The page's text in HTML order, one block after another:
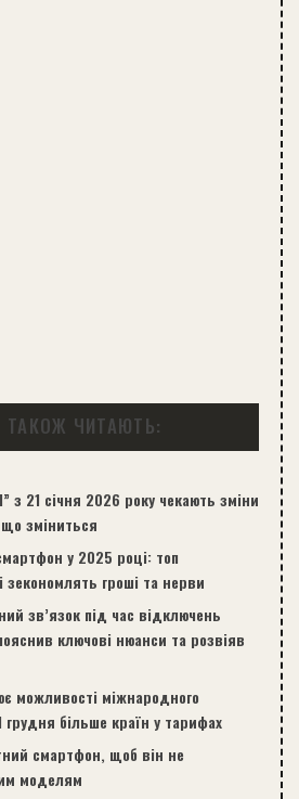
ТАКОЖ ЧИТАЮТЬ:
з 21 січня 2026 року чекають зміни
зміниться
у 2025 році: топ
зекономлять гроші та нерви
зв’язок під час відключень
ключові нюанси та розвіяв
можливості міжнародного
грудня більше країн у тарифах
смартфон, щоб він не
моделям